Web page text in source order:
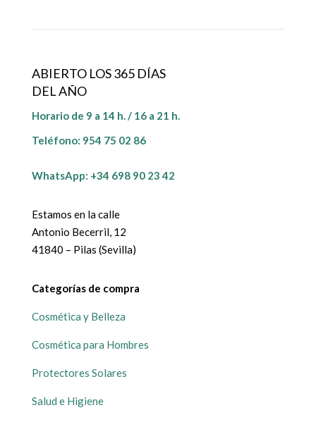
ABIERTO LOS 365 DÍAS
DEL AÑO
Horario de 9 a 14 h. / 16 a 21 h.
Teléfono: 954 75 02 86
WhatsApp: +34 698 90 23 42
Estamos en la calle
Antonio Becerril, 12
41840 – Pilas (Sevilla)
Categorías de compra
Cosmética y Belleza
Cosmética para Hombres
Protectores Solares
Salud e Higiene